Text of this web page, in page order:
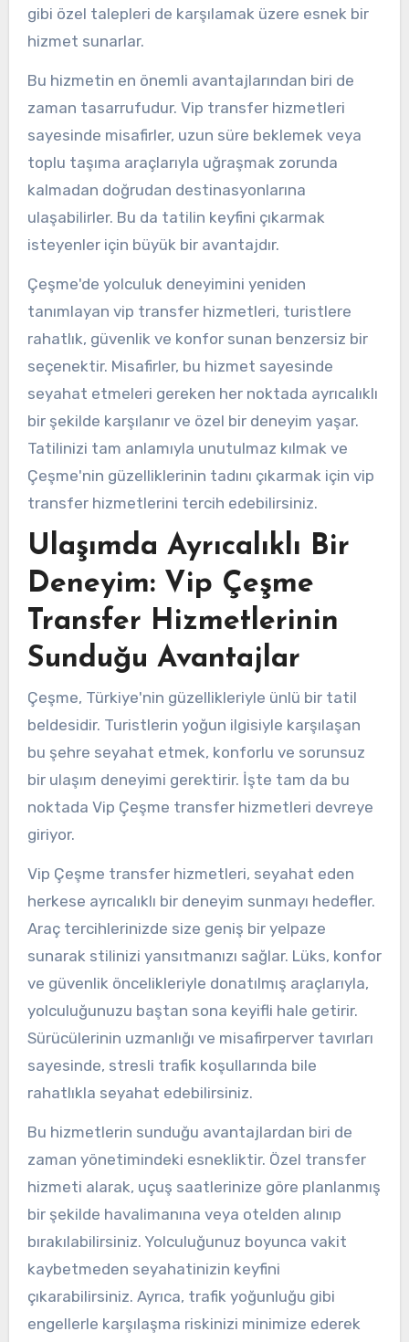
gibi özel talepleri de karşılamak üzere esnek bir
hizmet sunarlar.
Bu hizmetin en önemli avantajlarından biri de
zaman tasarrufudur. Vip transfer hizmetleri
sayesinde misafirler, uzun süre beklemek veya
toplu taşıma araçlarıyla uğraşmak zorunda
kalmadan doğrudan destinasyonlarına
ulaşabilirler. Bu da tatilin keyfini çıkarmak
isteyenler için büyük bir avantajdır.
Çeşme'de yolculuk deneyimini yeniden
tanımlayan vip transfer hizmetleri, turistlere
rahatlık, güvenlik ve konfor sunan benzersiz bir
seçenektir. Misafirler, bu hizmet sayesinde
seyahat etmeleri gereken her noktada ayrıcalıklı
bir şekilde karşılanır ve özel bir deneyim yaşar.
Tatilinizi tam anlamıyla unutulmaz kılmak ve
Çeşme'nin güzelliklerinin tadını çıkarmak için vip
transfer hizmetlerini tercih edebilirsiniz.
Ulaşımda Ayrıcalıklı Bir
Deneyim: Vip Çeşme
Transfer Hizmetlerinin
Sunduğu Avantajlar
Çeşme, Türkiye'nin güzellikleriyle ünlü bir tatil
beldesidir. Turistlerin yoğun ilgisiyle karşılaşan
bu şehre seyahat etmek, konforlu ve sorunsuz
bir ulaşım deneyimi gerektirir. İşte tam da bu
noktada Vip Çeşme transfer hizmetleri devreye
giriyor.
Vip Çeşme transfer hizmetleri, seyahat eden
herkese ayrıcalıklı bir deneyim sunmayı hedefler.
Araç tercihlerinizde size geniş bir yelpaze
sunarak stilinizi yansıtmanızı sağlar. Lüks, konfor
ve güvenlik öncelikleriyle donatılmış araçlarıyla,
yolculuğunuzu baştan sona keyifli hale getirir.
Sürücülerinin uzmanlığı ve misafirperver tavırları
sayesinde, stresli trafik koşullarında bile
rahatlıkla seyahat edebilirsiniz.
Bu hizmetlerin sunduğu avantajlardan biri de
zaman yönetimindeki esnekliktir. Özel transfer
hizmeti alarak, uçuş saatlerinize göre planlanmış
bir şekilde havalimanına veya otelden alınıp
bırakılabilirsiniz. Yolculuğunuz boyunca vakit
kaybetmeden seyahatinizin keyfini
çıkarabilirsiniz. Ayrıca, trafik yoğunluğu gibi
engellerle karşılaşma riskinizi minimize ederek